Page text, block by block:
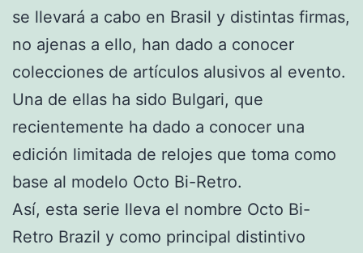
se llevará a cabo en Brasil y distintas firmas,
no ajenas a ello, han dado a conocer
colecciones de artículos alusivos al evento.
Una de ellas ha sido Bulgari, que
recientemente ha dado a conocer una
edición limitada de relojes que toma como
base al modelo Octo Bi-Retro.
Así, esta serie lleva el nombre Octo Bi-
Retro Brazil y como principal distintivo